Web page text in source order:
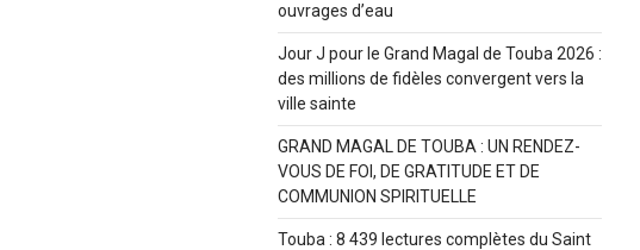
ouvrages d’eau
Jour J pour le Grand Magal de Touba 2026 :
des millions de fidèles convergent vers la
ville sainte
GRAND MAGAL DE TOUBA : UN RENDEZ-
VOUS DE FOI, DE GRATITUDE ET DE
COMMUNION SPIRITUELLE
Touba : 8 439 lectures complètes du Saint